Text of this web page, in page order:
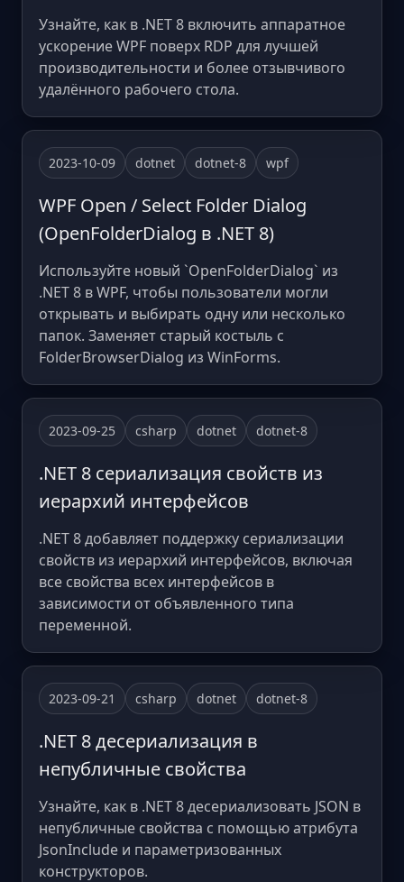
Узнайте, как в .NET 8 включить аппаратное
ускорение WPF поверх RDP для лучшей
производительности и более отзывчивого
удалённого рабочего стола.
2023-10-09 dotnet dotnet-8 wpf
WPF Open / Select Folder Dialog
(OpenFolderDialog в .NET 8)
Используйте новый `OpenFolderDialog` из
.NET 8 в WPF, чтобы пользователи могли
открывать и выбирать одну или несколько
папок. Заменяет старый костыль с
FolderBrowserDialog из WinForms.
2023-09-25 csharp dotnet dotnet-8
.NET 8 сериализация свойств из
иерархий интерфейсов
.NET 8 добавляет поддержку сериализации
свойств из иерархий интерфейсов, включая
все свойства всех интерфейсов в
зависимости от объявленного типа
переменной.
2023-09-21 csharp dotnet dotnet-8
.NET 8 десериализация в
непубличные свойства
Узнайте, как в .NET 8 десериализовать JSON в
непубличные свойства с помощью атрибута
JsonInclude и параметризованных
конструкторов.